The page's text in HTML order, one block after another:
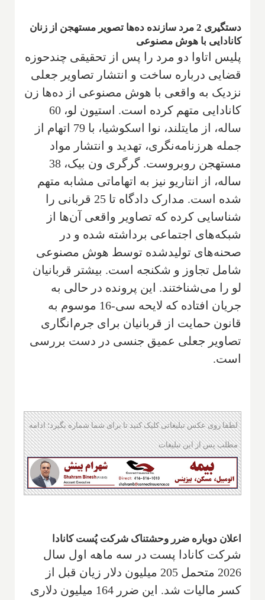
دستگیری 2 مرد سازنده ده‌ها تصویر مستهجن از زنان
کانادایی با هوش مصنوعی
پلیس اتاوا دو مرد را پس از تحقیقی چندحوزه
قضایی درباره ساخت و انتشار تصاویر جعلی
نزدیک به واقعی با هوش مصنوعی از ده‌ها زن
کانادایی متهم کرده است. استیون لو، 60
ساله، از مایتلند، نوا اسکوشیا، با 79 اتهام از
جمله هرزنامه‌نگری، تهدید و انتشار مواد
مستهجن روبروست. گرگری ون بیک، 38
ساله، از انتاریو نیز به اتهاماتی مشابه متهم
شده است. مدارک دادگاه تا 25 قربانی را
شناسایی کرده که تصاویر واقعی آن‌ها از
شبکه‌های اجتماعی برداشته شده و در
صحنه‌های تولیدشده توسط هوش مصنوعی
شامل تجاوز و شکنجه است. بیشتر قربانیان
لو را می‌شناختند. این پرونده در حالی به
جریان افتاده که لایحه سی-16 موسوم به
قانون حمایت از قربانیان برای جرم‌انگاری
تصاویر جعلی عمیق جنسی در دست بررسی
است.
لطفا روی عکس تبلیغاتی کلیک کنید تا برای شما شماره بگیرد؛ ادامه
مطلب پس از این تبلیغات
اعلان دوباره ضرر وحشتناک شرکت پُست کانادا
شرکت کانادا پست در سه ماهه اول سال
2026 متحمل 205 میلیون دلار زیان قبل از
کسر مالیات شد. این ضرر 164 میلیون دلاری